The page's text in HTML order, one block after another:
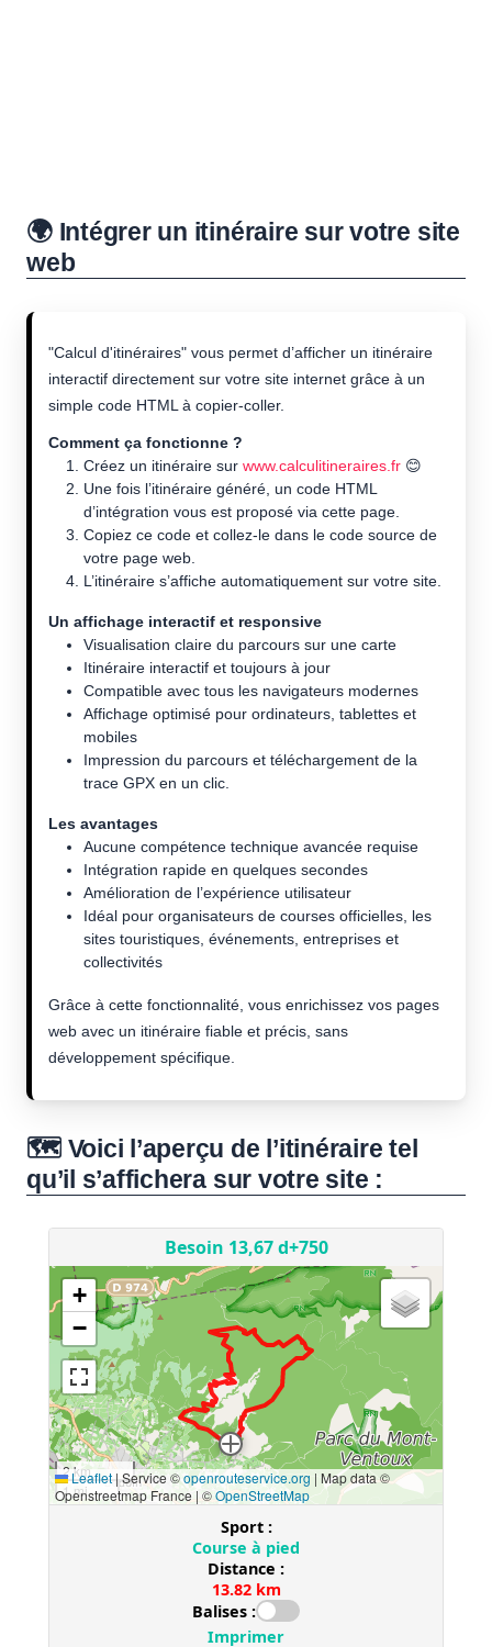
🌍 Intégrer un itinéraire sur votre site
web
"Calcul d'itinéraires" vous permet d’afficher un itinéraire
interactif directement sur votre site internet grâce à un
simple code HTML à copier-coller.
Comment ça fonctionne ?
Créez un itinéraire sur www.calculitineraires.fr 😊
Une fois l’itinéraire généré, un code HTML
d’intégration vous est proposé via cette page.
Copiez ce code et collez-le dans le code source de
votre page web.
L’itinéraire s’affiche automatiquement sur votre site.
Un affichage interactif et responsive
Visualisation claire du parcours sur une carte
Itinéraire interactif et toujours à jour
Compatible avec tous les navigateurs modernes
Affichage optimisé pour ordinateurs, tablettes et
mobiles
Impression du parcours et téléchargement de la
trace GPX en un clic.
Les avantages
Aucune compétence technique avancée requise
Intégration rapide en quelques secondes
Amélioration de l’expérience utilisateur
Idéal pour organisateurs de courses officielles, les
sites touristiques, événements, entreprises et
collectivités
Grâce à cette fonctionnalité, vous enrichissez vos pages
web avec un itinéraire fiable et précis, sans
développement spécifique.
🗺️ Voici l’aperçu de l’itinéraire tel
qu’il s’affichera sur votre site :